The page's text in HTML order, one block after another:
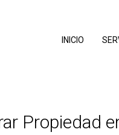
INICIO
Propiedad